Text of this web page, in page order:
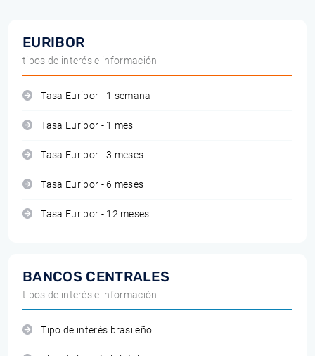
EURIBOR
tipos de interés e información
Tasa Euribor - 1 semana
Tasa Euribor - 1 mes
Tasa Euribor - 3 meses
Tasa Euribor - 6 meses
Tasa Euribor - 12 meses
BANCOS CENTRALES
tipos de interés e información
Tipo de interés brasileño